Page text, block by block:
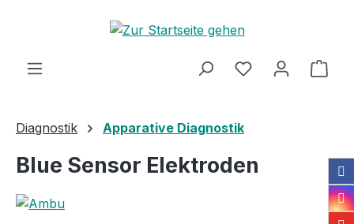
Zum Hauptinhalt springen
Diagnostik Apparative Diagnostik
Blue Sensor Elektroden